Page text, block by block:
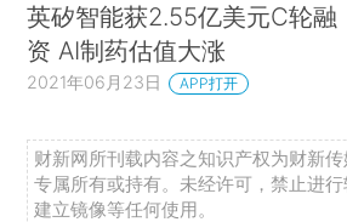
英矽智能获2.55亿美元C轮融
资 AI制药估值大涨
2021年06月23日 APP打开
财新网所刊载内容之知识产权为财新
专属所有或持有。未经许可，禁止进
建立镜像等任何使用。